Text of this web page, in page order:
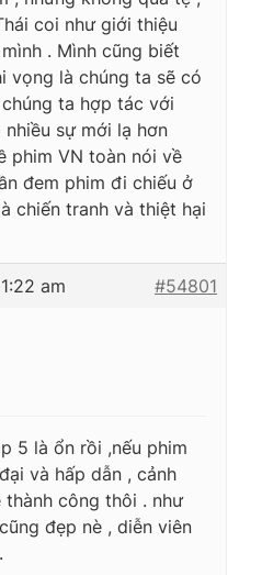
coi như giới thiệu
. Mình cũng biết
vọng là chúng ta sẽ có
ta hợp tác với
sự mới lạ hơn
phim VN toàn nói về
đem phim đi chiếu ở
chiến tranh và thiệt hại
am #54801
5 là ổn rồi ,nếu phim
và hấp dẫn , cảnh
công thôi . như
đẹp nè , diễn viên